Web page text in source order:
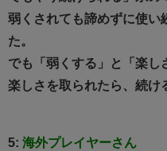
弱くされても諦めずに使い
た。
でも「弱くする」と「楽し
楽しさを取られたら、続け
5: 海外プレイヤーさん